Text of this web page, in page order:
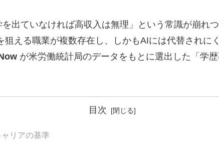
出ていなければ高収入は無理」という常識が崩れ
狙える職業が複数存在し、しかもAIには代替されに
が米労働統計局のデータをもとに選出した「学
目次
リアの基準